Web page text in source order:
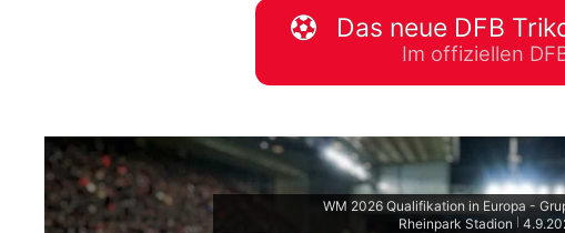
WM 2026 Spielplan
downloaden &
Das neue DFB
Im offiziellen
WM 2026 Qualifikation in Europa -
Rheinpark Stadion